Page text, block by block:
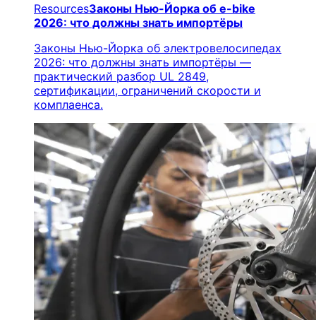
ResourcesЗаконы Нью-Йорка об e-bike
2026: что должны знать импортёры
Законы Нью-Йорка об электровелосипедах
2026: что должны знать импортёры —
практический разбор UL 2849,
сертификации, ограничений скорости и
комплаенса.